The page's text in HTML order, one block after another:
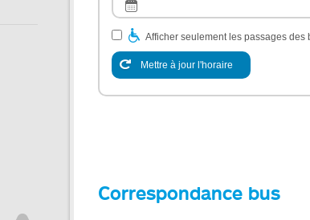
Afficher seulement les passages des
Mettre à jour l'horaire
Correspondance bus